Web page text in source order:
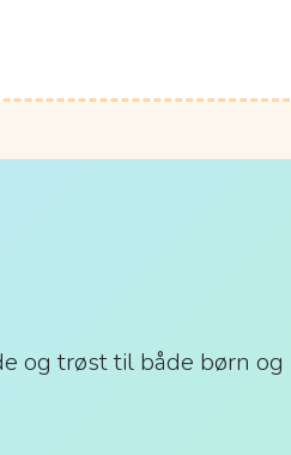
og trøst til både børn og